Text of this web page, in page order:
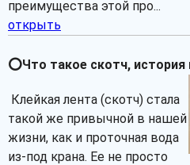
преимущества этой про...
открыть
⭕Что такое скотч, история
Клейкая лента (скотч) стала
такой же привычной в нашей
жизни, как и проточная вода
из-под крана. Ее не просто